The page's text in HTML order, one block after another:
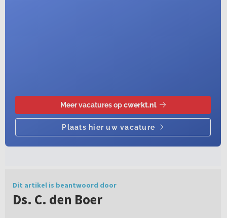
Dit artikel is beantwoord door
Ds. C. den Boer